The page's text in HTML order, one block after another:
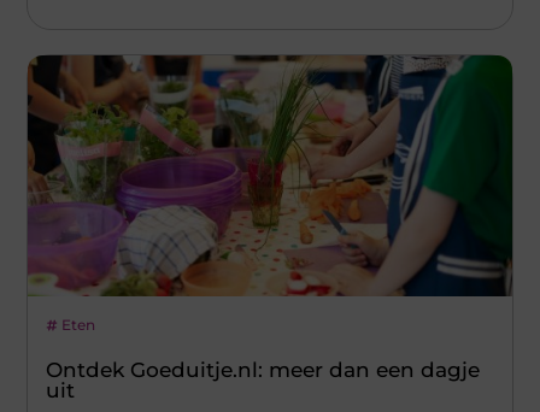
Eten
Ontdek Goeduitje.nl: meer dan een dagje
uit